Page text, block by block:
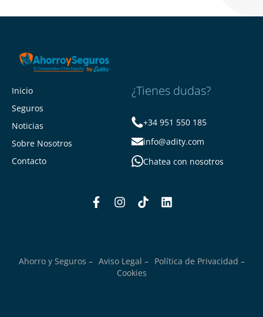
Inicio
Seguros
Noticias
Sobre Nosotros
Contacto
¿Tienes dudas?
+34 951 550 185
info@adity.com
Chatea con nosotros
Ahorro y Seguros – Aviso Legal –
Política de Privacidad –
Cookies